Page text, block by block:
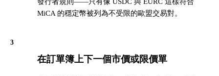
發行者規則——只有像 USDC 與 EURC 這樣符合
MiCA 的穩定幣被列為不受限的歐盟交易對。
3
在訂單簿上下一個市價或限價單